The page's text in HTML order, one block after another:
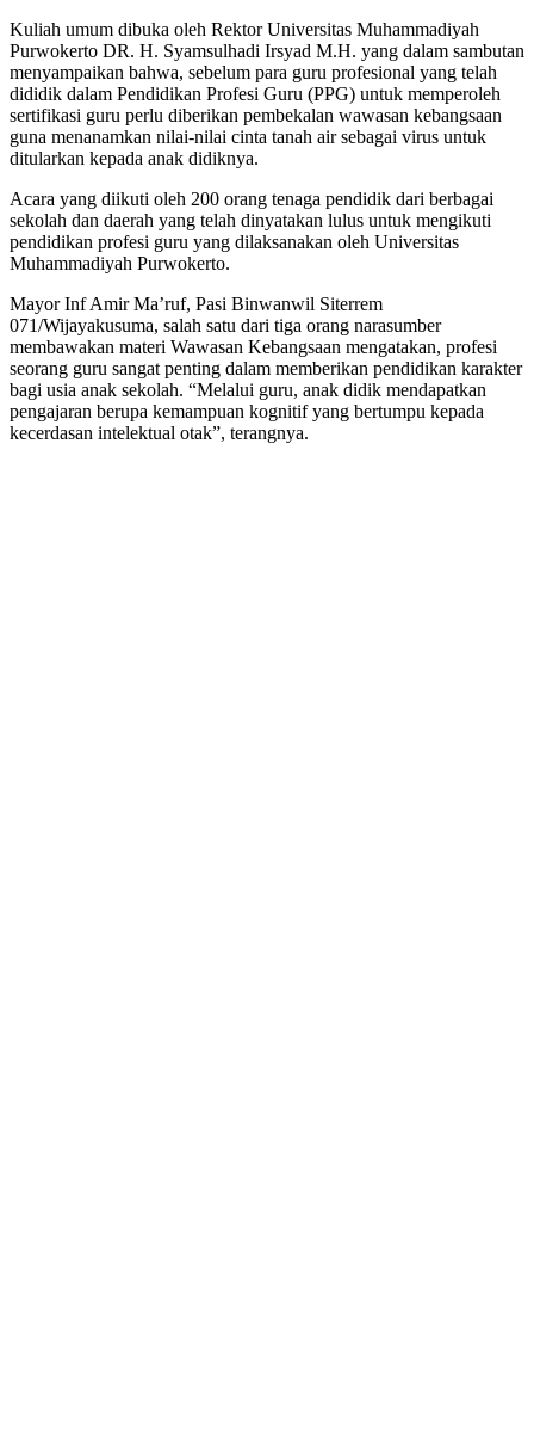
Kuliah umum dibuka oleh Rektor Universitas Muhammadiyah
Purwokerto DR. H. Syamsulhadi Irsyad M.H. yang dalam sambutan
menyampaikan bahwa, sebelum para guru profesional yang telah
dididik dalam Pendidikan Profesi Guru (PPG) untuk memperoleh
sertifikasi guru perlu diberikan pembekalan wawasan kebangsaan
guna menanamkan nilai-nilai cinta tanah air sebagai virus untuk
ditularkan kepada anak didiknya.
Acara yang diikuti oleh 200 orang tenaga pendidik dari berbagai
sekolah dan daerah yang telah dinyatakan lulus untuk mengikuti
pendidikan profesi guru yang dilaksanakan oleh Universitas
Muhammadiyah Purwokerto.
Mayor Inf Amir Ma’ruf, Pasi Binwanwil Siterrem
071/Wijayakusuma, salah satu dari tiga orang narasumber
membawakan materi Wawasan Kebangsaan mengatakan, profesi
seorang guru sangat penting dalam memberikan pendidikan karakter
bagi usia anak sekolah. “Melalui guru, anak didik mendapatkan
pengajaran berupa kemampuan kognitif yang bertumpu kepada
kecerdasan intelektual otak”, terangnya.